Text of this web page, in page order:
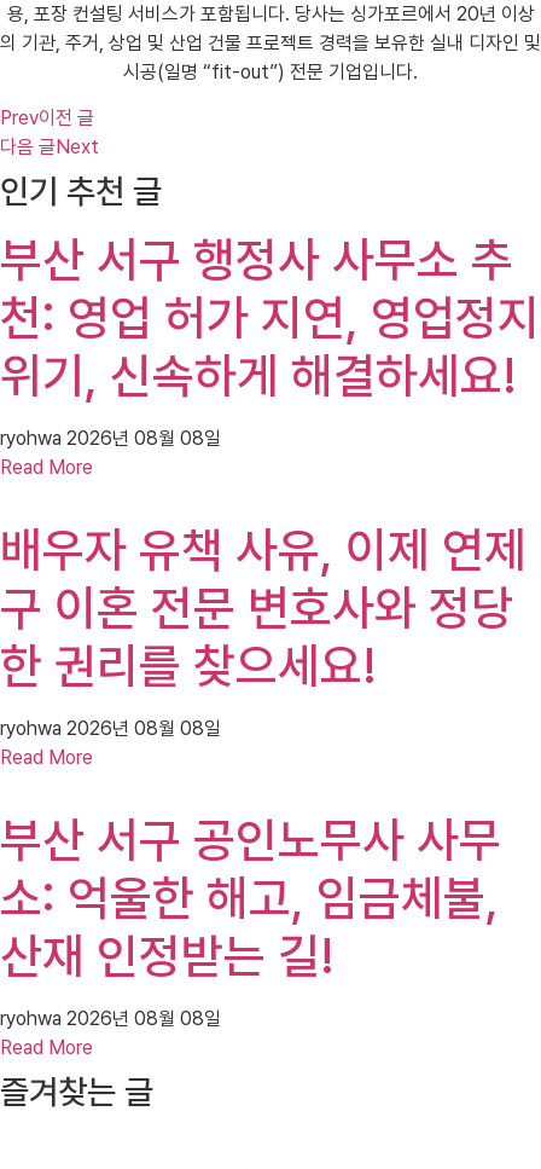
용, 포장 컨설팅 서비스가 포함됩니다. 당사는 싱가포르에서 20년 이상
의 기관, 주거, ​​상업 및 산업 건물 프로젝트 경력을 보유한 실내 디자인 및
시공(일명 “fit-out”) 전문 기업입니다.
Prev이전 글
다음 글 Next
인기 추천 글
부산 서구 행정사 사무소 추
천: 영업 허가 지연, 영업정지
위기, 신속하게 해결하세요!
ryohwa 2026년 08월 08일
Read More
배우자 유책 사유, 이제 연제
구 이혼 전문 변호사와 정당
한 권리를 찾으세요!
ryohwa 2026년 08월 08일
Read More
부산 서구 공인노무사 사무
소: 억울한 해고, 임금체불,
산재 인정받는 길!
ryohwa 2026년 08월 08일
Read More
즐겨찾는 글